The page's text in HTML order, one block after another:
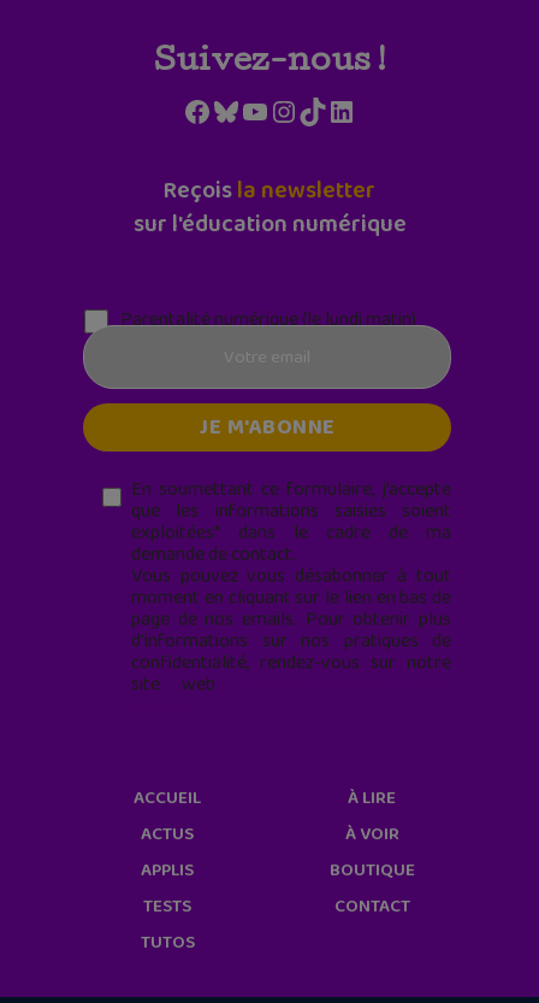
Suivez-nous !
Facebook
Bluesky
YouTube
Instagram
TikTokLinkedIn
Reçoisla newsletter
sur l'éducation numérique
Parentalité numérique (le lundi matin)
En soumettant ce formulaire, j’accepte
que les informations saisies soient
exploitées* dans le cadre de ma
demande de contact.
Vous pouvez vous désabonner à tout
moment en cliquant sur le lien en bas de
page de nos emails. Pour obtenir plus
d'informations sur nos pratiques de
confidentialité, rendez-vous sur notre
site web
ACCUEIL
ACTUS
APPLIS
TESTS
TUTOS
À LIRE
À VOIR
BOUTIQUE
CONTACT